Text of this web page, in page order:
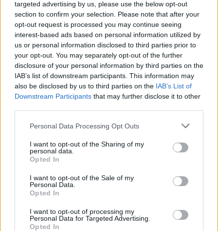
targeted advertising by us, please use the below opt-out
section to confirm your selection. Please note that after your
opt-out request is processed you may continue seeing
interest-based ads based on personal information utilized by
us or personal information disclosed to third parties prior to
your opt-out. You may separately opt-out of the further
disclosure of your personal information by third parties on the
IAB’s list of downstream participants. This information may
also be disclosed by us to third parties on the IAB’s List of
Downstream Participants that may further disclose it to other
Personal Data Processing Opt Outs
I want to opt-out of the Sharing of my
personal data.
Opted In
I want to opt-out of the Sale of my
Personal Data.
Opted In
I want to opt-out of processing my
Personal Data for Targeted Advertising.
Opted In
Πρωτότυπη μουσική: Kostas Christides
Εκτέλεση παραγωγής: Foss Productions
Παραγωγή: ALTER EGO MEDIA S.A. - MEGA
FASHION
KIMALÉ: Το ελληνικό brand
που αποτυπώνει το στιλ της
Κλέλιας Ανδριολάτου στη
σειρά Maestro in Blue
23 MAY 2024
αισθανθεί τρομερό φθόνο